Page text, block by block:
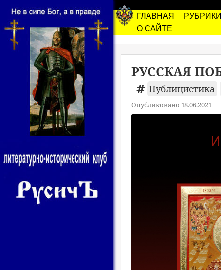
ГЛАВНАЯ
РУБРИКИ
О САЙТЕ
РУССКАЯ
Публицистика
Опубликовано 18.06.2021